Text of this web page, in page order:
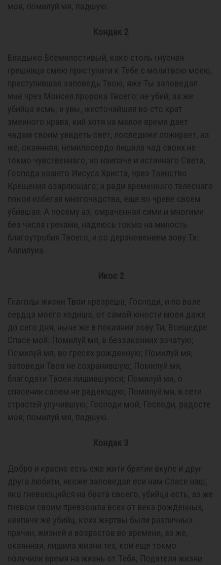
моя, помилуй мя, падшую.
Кондак 2
Владыко Всемилостивый, како столь гнусная
грешница смею приступити к Тебе с молитвою моею,
преступившая заповедь Твою, яже Ты заповедал
мне чрез Моисея пророка Твоего: не убий; аз же
убийца есмь, и увы, жесточайшая во сто крат
змеиного нрава, кий хотя на малое время дает
чадам своим увидеть свет, последиже пожирает, аз
же, окаянная, немилосердо лишила чад своих не
токмо чувственнаго, но наипаче и истиннаго Света,
Господа нашего Иисуса Христа, чрез Таинство
Крещения озаряющаго; и ради временнаго телеснаго
покоя избегая многочадства, еще во чреве своем
убившая. А посему аз, омраченная сими и многими
без числа грехами, надеюсь токмо на милость
благоутробия Твоего, и со дерзновением зову Ти:
Аллилуиа.
Икос 2
Глаголы жизни Твои презреша, Господи, и по воле
сердца моего ходиша, от самой юности моея даже
до сего дня, ныне же в покаянии зову Ти, Всещедре
Спасе мой: Помилуй мя, в беззакониих зачатую;
Помилуй мя, во гресех рожденную; Помилуй мя,
заповеди Твоя не сохранившую; Помилуй мя,
благодати Твоея лишившуюся; Помилуй мя, о
спасении своем не радеющую; Помилуй мя, в сети
страстей улучившую; Господи мой, Господи, радосте
моя, помилуй мя, падшую.
Кондак 3
Добро и красно есть еже жити братии вкупе и друг
друга любити, якоже заповедал еси нам Спасе наш,
яко гневающийся на брата своего, убийца есть, аз же
гневом своим превзошла всех от века рожденных,
наипаче же убийц, коих жертвы были различных
причин, жизней и возрастов во времени, аз же,
окаянная, лишила жизни тех, кои еще токмо
получили время на жизнь от Тебя, Подателя жизни